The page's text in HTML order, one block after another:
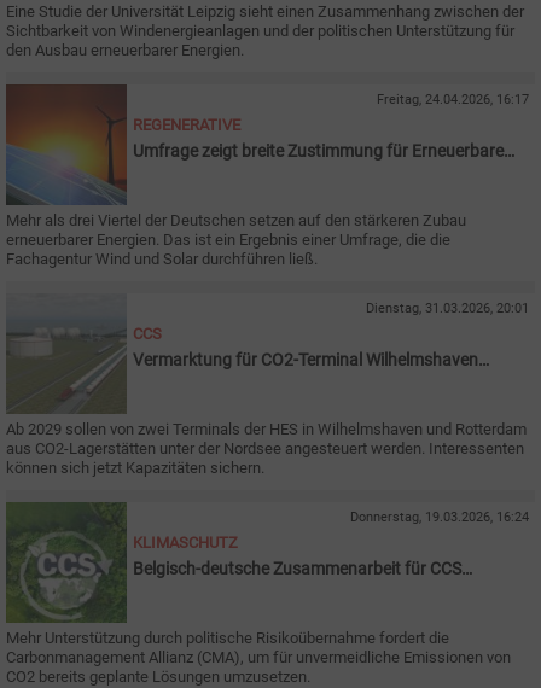
Eine Studie der Universität Leipzig sieht einen Zusammenhang zwischen der
Sichtbarkeit von Windenergieanlagen und der politischen Unterstützung für
den Ausbau erneuerbarer Energien.
Freitag, 24.04.2026, 16:17
REGENERATIVE
Umfrage zeigt breite Zustimmung für Erneuerbare
Mehr als drei Viertel der Deutschen setzen auf den stärkeren Zubau
erneuerbarer Energien. Das ist ein Ergebnis einer Umfrage, die die
Fachagentur Wind und Solar durchführen ließ.
Dienstag, 31.03.2026, 20:01
CCS
Vermarktung für CO2-Terminal Wilhelmshaven
Ab 2029 sollen von zwei Terminals der HES in Wilhelmshaven und Rotterdam
aus CO2-Lagerstätten unter der Nordsee angesteuert werden. Interessenten
können sich jetzt Kapazitäten sichern.
Donnerstag, 19.03.2026, 16:24
KLIMASCHUTZ
Belgisch-deutsche Zusammenarbeit für CCS
Mehr Unterstützung durch politische Risikoübernahme fordert die
Carbonmanagement Allianz (CMA), um für unvermeidliche Emissionen von
CO2 bereits geplante Lösungen umzusetzen.